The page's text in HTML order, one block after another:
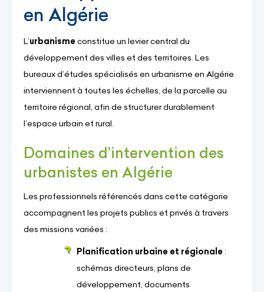
en Algérie
L’urbanisme constitue un levier central du
développement des villes et des territoires. Les
bureaux d’études spécialisés en urbanisme en Algérie
interviennent à toutes les échelles, de la parcelle au
territoire régional, afin de structurer durablement
l’espace urbain et rural.
Domaines d’intervention des
urbanistes en Algérie
Les professionnels référencés dans cette catégorie
accompagnent les projets publics et privés à travers
des missions variées :
Planification urbaine et régionale :
schémas directeurs, plans de
développement, documents